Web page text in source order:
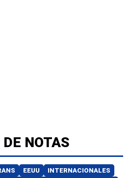
NOTAS
EEUU
INTERNACIONALES